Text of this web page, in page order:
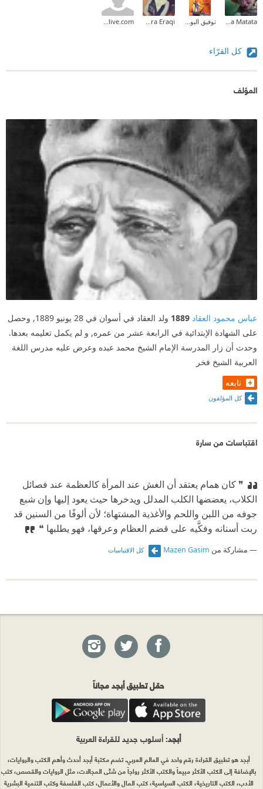
Hakoona Matata توفيق البوركي Nora Eraqi
al_nawar@live.com
كل القرّاء
المؤلف
عباس محمود العقاد 1889
ولد العقاد في أسوان في 28 يونيو 1889, وحصل
على الشهادة الإبتدائية في الرابعة عشر من عمره, و لم يكمل تعليمه بعدها.
وحدث أن زار المدرسة الإمام الشيخ محمد عبده وعرض عليه مدرس اللغة
العربية الشيخ فخر
تابعه
كل المؤلفون
اقتباسات من سارة
❞ كان همام يعتقد أن الغش عند المرأة كالعظمة عند فصائل
الكلاب، يعضضها الكلب المدلل ويدخرها حيث يعود إليها وإن شبع
جوفه من اللبن واللحم والأغذية المشتهاة؛ لأن ألوفًا من السنين قد
ربت أسنانه وفكَّيه على قضم العظام وعرقها، فهو يطلبها ❝
مشاركة من Mazen Gasim كل الاقتباسات
حمّل تطبيق أبجد مجاناً
أبجد: أسلوب جديد للقراءة العربية
أبجد هو تطبيق القراءة رقم واحد في العالم العربي. تضم مكتبة أبجد أحدث وأهم الكتب والروايات،
بالإضافة إلى الكتب الأكثر مبيعاً والكتب الأكثر رواجاً من شتّى المجالات، مثل الروايات والقصص، كتب
الأدب، الكتب التاريخية، الكتب السياسية، كتب المال والأعمال، كتب الفلسفة وكتب التنمية البشرية